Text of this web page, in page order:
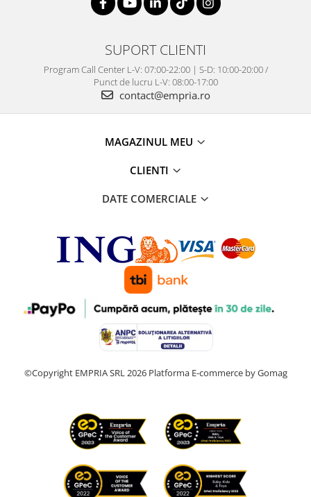
SUPORT CLIENTI
Program Call Center L-V: 07:00-22:00 | S-D: 10:00-20:00 /
Punct de lucru L-V: 08:00-17:00
contact@empria.ro
MAGAZINUL MEU
CLIENTI
DATE COMERCIALE
©Copyright EMPRIA SRL 2026 Platforma E-commerce by Gomag